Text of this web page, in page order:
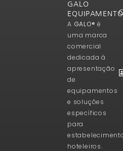
GALO
A GALO® é
uma marca
comercial
dedicada à
apresentação
de
equipamentos
e soluções
específicos
para
hoteleiros.